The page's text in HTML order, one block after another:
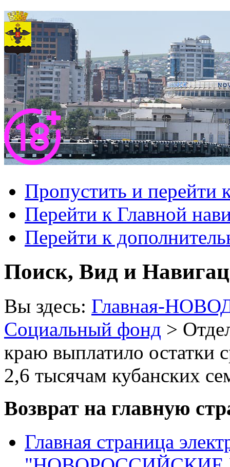
Пропустить и перейти
Перейти к Главной
Перейти к
Поиск, Вид и
Вы здесь: Главная-
Социальный фонд >
краю выплатило остатки
2,6 тысячам кубанских
Возврат на главную
Главная страница